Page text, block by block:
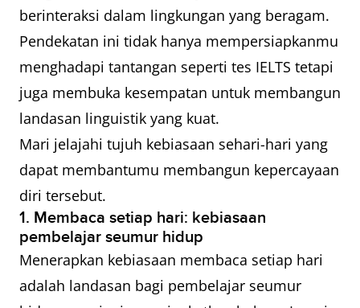
berinteraksi dalam lingkungan yang beragam.
Pendekatan ini tidak hanya mempersiapkanmu
menghadapi tantangan seperti tes IELTS tetapi
juga membuka kesempatan untuk membangun
landasan linguistik yang kuat.
Mari jelajahi tujuh kebiasaan sehari-hari yang
dapat membantumu membangun kepercayaan
diri tersebut.
1. Membaca setiap hari: kebiasaan
pembelajar seumur hidup
Menerapkan kebiasaan membaca setiap hari
adalah landasan bagi pembelajar seumur